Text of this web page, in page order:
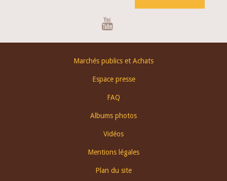
Marchés publics et Achats
Espace presse
FAQ
Albums photos
Vidéos
Mentions légales
Plan du site